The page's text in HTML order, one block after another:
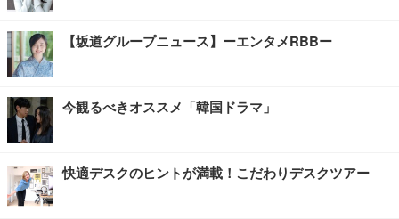
【坂道グループニュース】ーエンタメRBBー
今観るべきオススメ「韓国ドラマ」
快適デスクのヒントが満載！こだわりデスクツアー